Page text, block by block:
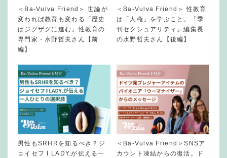
＜Ba-Vulva Friend＞ 世論が
変われば教育も変わる「歴史
はジグザグに進む」性教育の
専門家・水野哲夫さん【前
編】
＜Ba-Vulva Friend＞ 性教育
は「人権」を学ぶこと。『季
刊セクシュアリティ』編集長
の水野哲夫さん【後編】
男性もSRHRを知るべき？ジ
ョイセフ I LADY.が伝える一
＜Ba-Vulva Friend＞SNSア
カウント凍結からの復活。ド